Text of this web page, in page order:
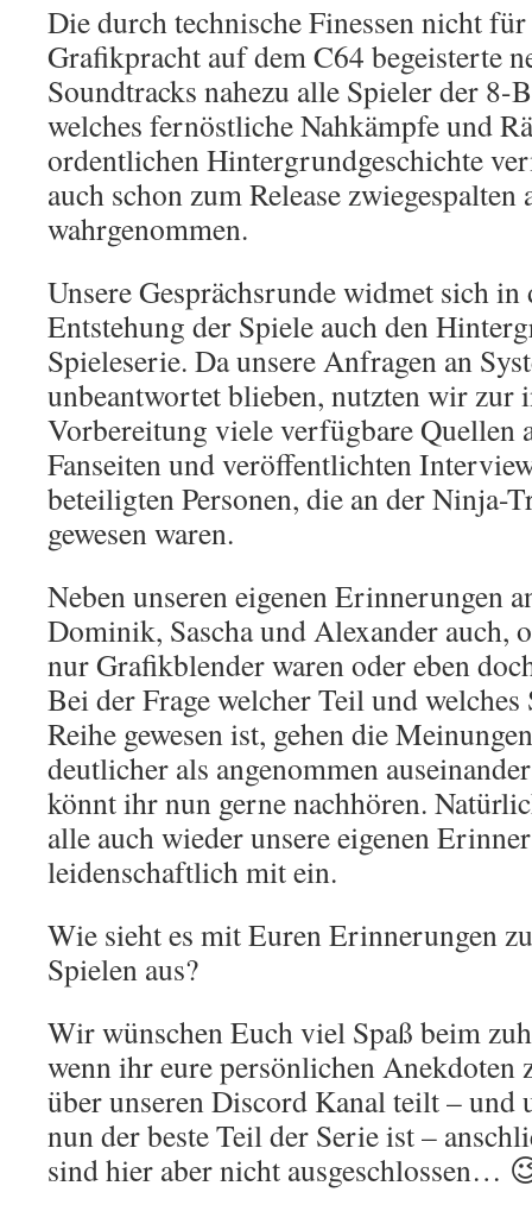
Die durch technische Finessen nicht
Grafikpracht auf dem C64 begeisterte
Soundtracks nahezu alle Spieler der 8-
welches fernöstliche Nahkämpfe und
ordentlichen Hintergrundgeschichte
auch schon zum Release zwiegespalten
wahrgenommen.
Unsere Gesprächsrunde widmet sich in
Entstehung der Spiele auch den
Spieleserie. Da unsere Anfragen an
unbeantwortet blieben, nutzten wir zur
Vorbereitung viele verfügbare Quellen
Fanseiten und veröffentlichten
beteiligten Personen, die an der Ninja-
gewesen waren.
Neben unseren eigenen Erinnerungen
Dominik, Sascha und Alexander auch,
nur Grafikblender waren oder eben
Bei der Frage welcher Teil und welches
Reihe gewesen ist, gehen die
deutlicher als angenommen
könnt ihr nun gerne nachhören.
alle auch wieder unsere eigenen
leidenschaftlich mit ein.
Wie sieht es mit Euren Erinnerungen
Spielen aus?
Wir wünschen Euch viel Spaß beim
wenn ihr eure persönlichen Anekdoten
über unseren Discord Kanal teilt – und
nun der beste Teil der Serie ist –
sind hier aber nicht ausgeschlossen…